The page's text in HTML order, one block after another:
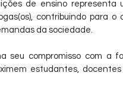
de ensino representa
contribuindo para o
da sociedade.
seu compromisso com a
estudantes,